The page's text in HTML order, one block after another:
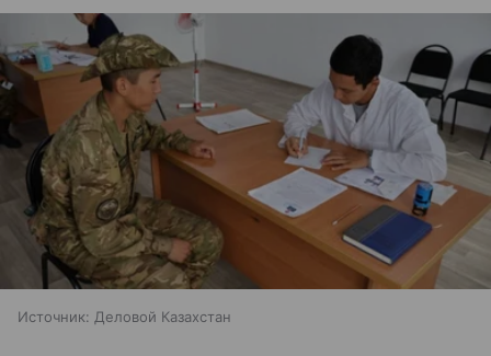
Источник: Деловой Казахстан